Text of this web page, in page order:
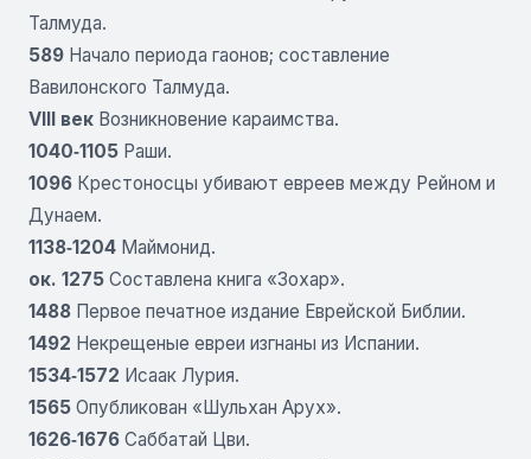
Талмуда.
589 Начало периода гаонов; составление
Вавилонского Талмуда.
VIII век Возникновение караимства.
1040‑1105 Раши.
1096 Крестоносцы убивают евреев между Рейном и
Дунаем.
1138‑1204 Маймонид.
ок. 1275 Составлена книга «Зохар».
1488 Первое печатное издание Еврейской Библии.
1492 Некрещеные евреи изгнаны из Испании.
1534‑1572 Исаак Лурия.
1565 Опубликован «Шульхан Арух».
1626‑1676 Саббатай Цви.